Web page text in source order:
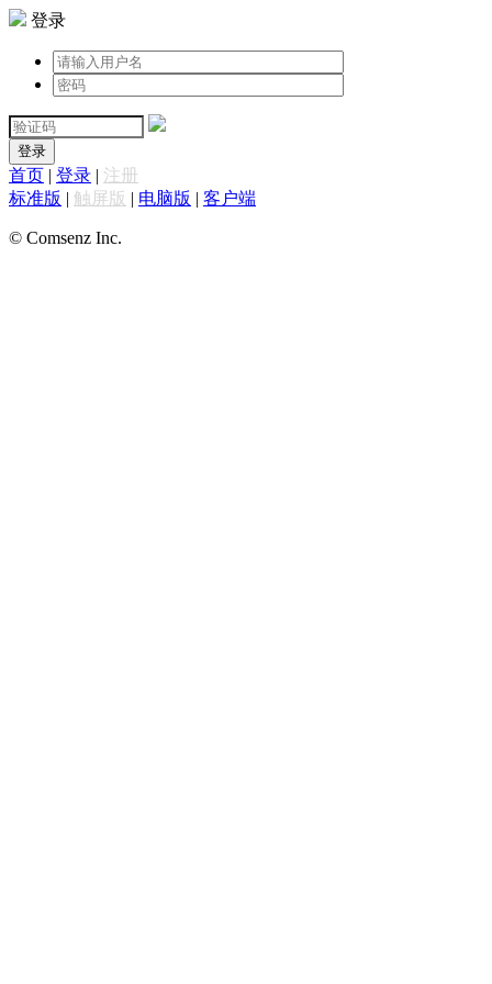
登录
登录
首页 | 登录 | 注册
标准版 | 触屏版 | 电脑版 | 客户端
© Comsenz Inc.